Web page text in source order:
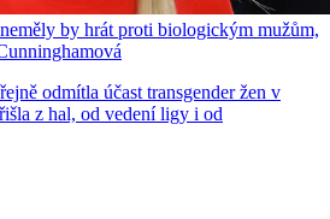
by hrát proti biologickým mužům,
odmítla účast transgender žen v
z hal, od vedení ligy i od